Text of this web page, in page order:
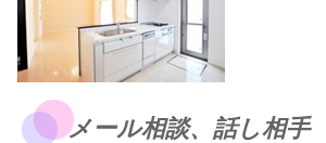
メール相談、話し相手